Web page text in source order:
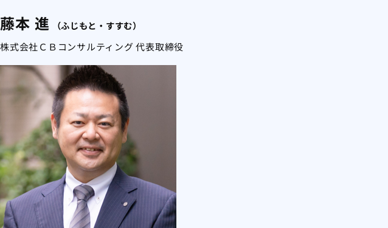
藤本 進 （ふじもと ・すすむ）
株式会社ＣＢコンサルティング 代表取締役